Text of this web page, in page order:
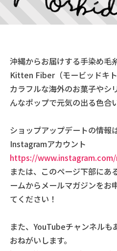
沖縄からお届けする手染め毛
Kitten Fiber（モービッドキ
カラフルな海外のお菓子やシ
んなポップで元気の出る色合
ショップアップデートの情報
Instagramアカウント
https://
または、このページ下部にあ
ームからメールマガジンをお
てください！
また、YouTubeチャンネルも
おねがいします。